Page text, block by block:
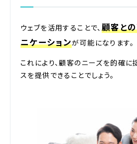
ウェブを活用することで、 顧客と
ニケーションが可能になります。
これにより、顧客のニーズを的確に
スを提供できることでしょう。